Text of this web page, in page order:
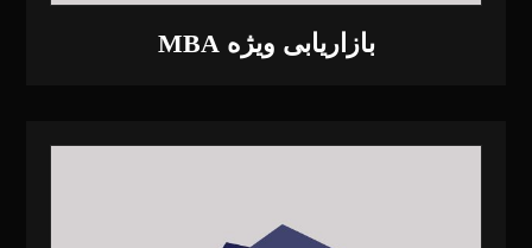
بازاریابی ویژه MBA